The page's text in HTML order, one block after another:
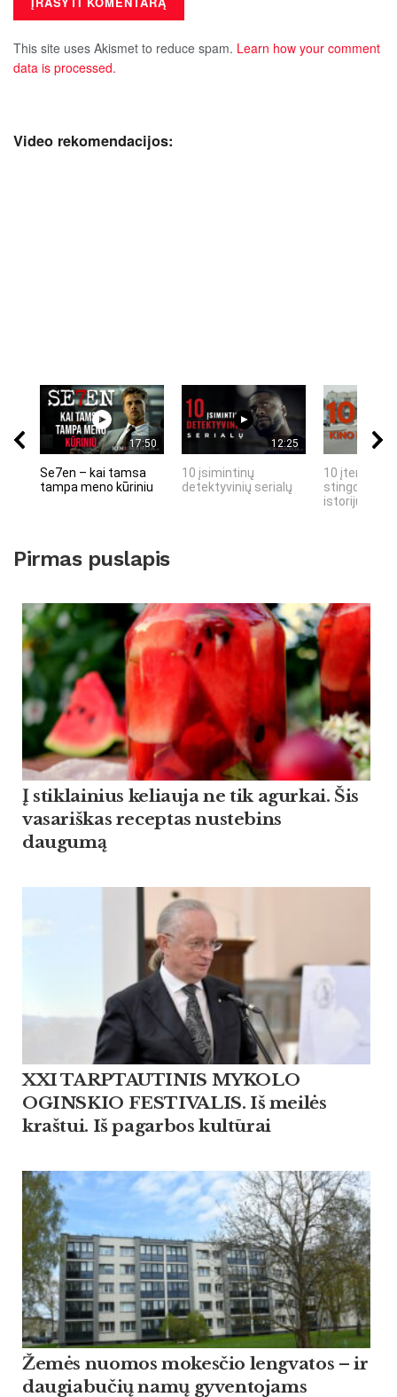
This site uses Akismet to reduce spam. Learn how your comment
data is processed.
Video rekomendacijos:
17:50
Se7en – kai tamsa
tampa meno kūriniu
12:25
10 įsimintinų
detektyvinių serialų
10 įtemptų,
stingdančių
istorijų
Pirmas puslapis
Į stiklainius keliauja ne tik agurkai. Šis
vasariškas receptas nustebins
daugumą
XXI TARPTAUTINIS MYKOLO
OGINSKIO FESTIVALIS. Iš meilės
kraštui. Iš pagarbos kultūrai
Žemės nuomos mokesčio lengvatos – ir
daugiabučių namų gyventojams